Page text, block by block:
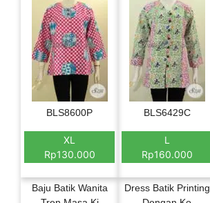
BLS8600P
XL
Rp130.000
BLS6429C
L
Rp160.000
Baju Batik Wanita
Dress Batik Printing